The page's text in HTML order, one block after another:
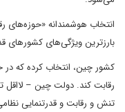
انتخاب هوشمندانه «حوزه‌های
بارزترین ویژگی‌های کشورهای
کشور چین، انتخاب کرده که در
رقابت کند. دولت چین – لااقل
تنش و رقابت و قدرتنمایی